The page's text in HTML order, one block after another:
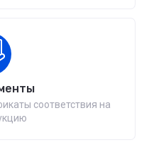
соответствия на